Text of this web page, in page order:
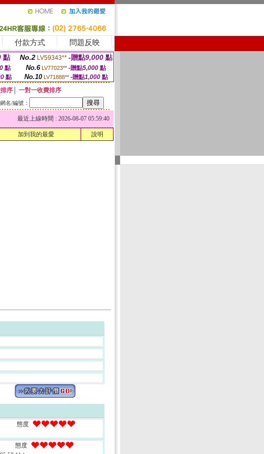
付款方式 問題反映
點 No.2 LV59343** -贈點9,000 點
點 No.6 LV77023** -贈點5,000點
點 No.10 LV71888** -贈點1,000 點
序
一對一收費排序
名/編號：
最近上線時間 : 2026-08-07 05:59:40
加到我的最愛 說明
態度
態度